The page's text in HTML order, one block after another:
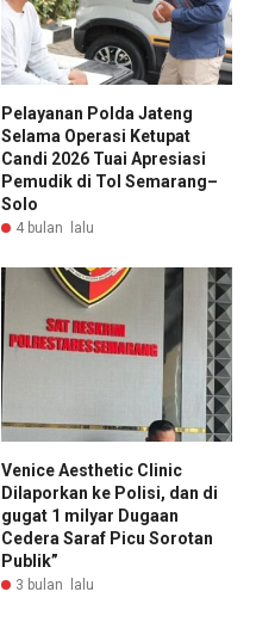
Pelayanan Polda Jateng
Selama Operasi Ketupat
Candi 2026 Tuai Apresiasi
Pemudik di Tol Semarang–
Solo
4 bulan lalu
Venice Aesthetic Clinic
Dilaporkan ke Polisi, dan di
gugat 1 milyar Dugaan
Cedera Saraf Picu Sorotan
Publik”
3 bulan lalu